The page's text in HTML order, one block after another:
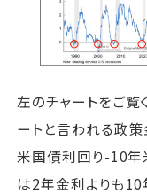
左のチャートをご覧
ートと言われる政
米国債利回り-10年
は2年金利よりも10